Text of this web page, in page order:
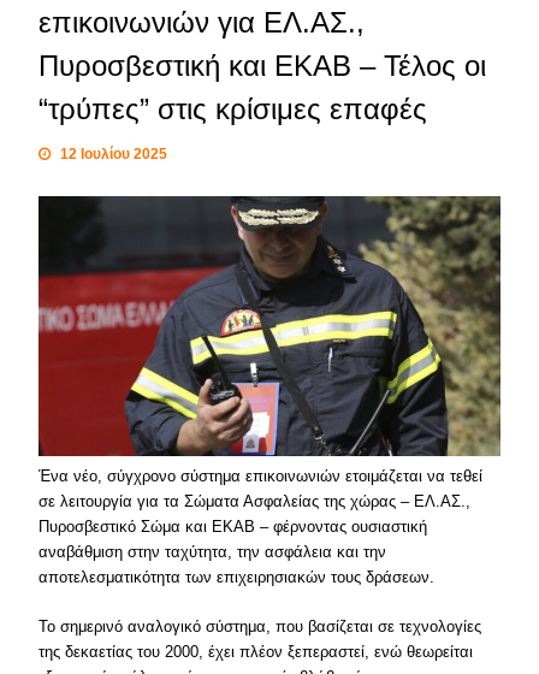
επικοινωνιών για ΕΛ.ΑΣ.,
Πυροσβεστική και ΕΚΑΒ – Τέλος οι
“τρύπες” στις κρίσιμες επαφές
12 Ιουλίου 2025
Ένα νέο, σύγχρονο σύστημα επικοινωνιών ετοιμάζεται να τεθεί
σε λειτουργία για τα Σώματα Ασφαλείας της χώρας – ΕΛ.ΑΣ.,
Πυροσβεστικό Σώμα και ΕΚΑΒ – φέρνοντας ουσιαστική
αναβάθμιση στην ταχύτητα, την ασφάλεια και την
αποτελεσματικότητα των επιχειρησιακών τους δράσεων.
Το σημερινό αναλογικό σύστημα, που βασίζεται σε τεχνολογίες
της δεκαετίας του 2000, έχει πλέον ξεπεραστεί, ενώ θεωρείται